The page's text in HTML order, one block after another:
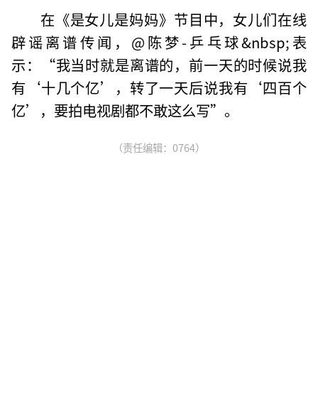
在《是女儿是妈妈》节目中，女儿们在线
辟谣离谱传闻，@陈梦-乒乓球&nbsp;表
示：“我当时就是离谱的，前一天的时候说我
有‘十几个亿’，转了一天后说我有‘四百个
亿’，要拍电视剧都不敢这么写”。
（责任编辑：0764）